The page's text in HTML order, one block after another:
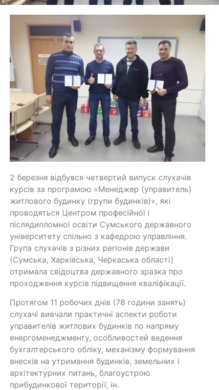
2 березня відбувся четвертий випуск слухачів
курсів за програмою «Менеджер (управитель)
житлового будинку (групи будинків)», які
проводяться Центром професійної і
післядипломної освіти Сумського державного
університету спільно з кафедрою управління.
Група слухачів з різних регіонів держави
(Сумська, Харківська, Черкаська області)
отримала свідоцтва державного зразка про
проходження курсів підвищення кваліфікації.
Протягом 11 робочих днів (78 години занять)
слухачі вивчали практичні аспекти роботи
управителів житлових будинків по напряму
енергоменеджменту, особливостей ведення
бухгалтерського обліку, механізму формування
внесків на утримання будинків, земельних і
архітектурних питань, благоустрою
прибудинкової території, ін.